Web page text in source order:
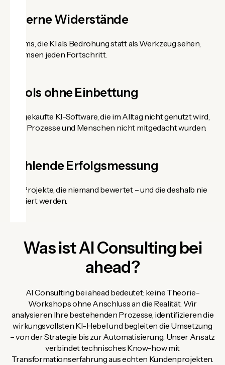
Interne Widerstände
Teams, die KI als Bedrohung statt als Werkzeug sehen,
bremsen jeden Fortschritt.
Tools ohne Einbettung
Eingekaufte KI-Software, die im Alltag nicht genutzt wird,
weil Prozesse und Menschen nicht mitgedacht wurden.
Fehlende Erfolgsmessung
KI-Projekte, die niemand bewertet – und die deshalb nie
skaliert werden.
Was ist AI Consulting bei
ahead?
AI Consulting bei ahead bedeutet: keine Theorie-
Workshops ohne Anschluss an die Realität. Wir
analysieren Ihre bestehenden Prozesse, identifizieren die
wirkungsvollsten KI-Hebel und begleiten die Umsetzung
– von der Strategie bis zur Automatisierung. Unser Ansatz
verbindet technisches Know-how mit
Transformationserfahrung aus echten Kundenprojekten.